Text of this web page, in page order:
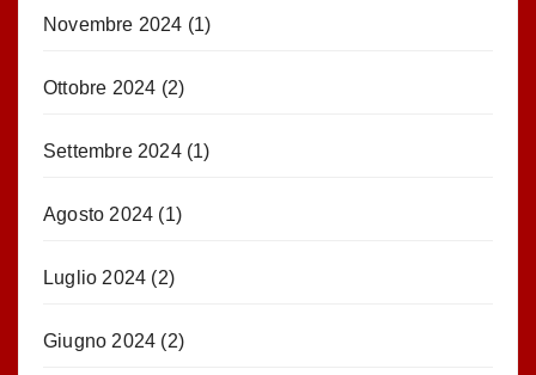
Novembre 2024 (1)
Ottobre 2024 (2)
Settembre 2024(1)
Agosto 2024 (1)
Luglio 2024 (2)
Giugno 2024 (2)